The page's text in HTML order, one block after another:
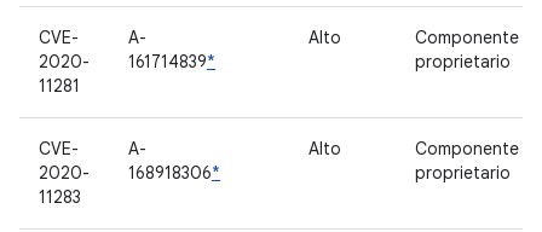
CVE-
2020-
11281
A-
161714839*
Alto
Componente
proprietario
CVE-
2020-
11283
A-
168918306*
Alto
Componente
proprietario